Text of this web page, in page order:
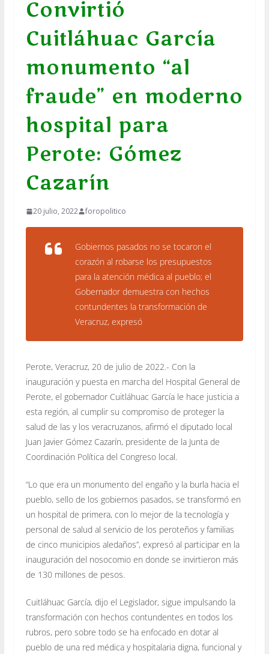
Convirtió
Cuitláhuac García
monumento “al
fraude” en moderno
hospital para
Perote: Gómez
Cazarín
20 julio, 2022 foropolitico
Gobiernos pasados no se tocaron el
corazón al robarse los presupuestos
para la atención médica al pueblo; el
Gobernador demuestra con hechos
contundentes la transformación de
Veracruz, expresó
Perote, Veracruz, 20 de julio de 2022.- Con la
inauguración y puesta en marcha del Hospital General de
Perote, el gobernador Cuitláhuac García le hace justicia a
esta región, al cumplir su compromiso de proteger la
salud de las y los veracruzanos, afirmó el diputado local
Juan Javier Gómez Cazarín, presidente de la Junta de
Coordinación Política del Congreso local.
“Lo que era un monumento del engaño y la burla hacia el
pueblo, sello de los gobiernos pasados, se transformó en
un hospital de primera, con lo mejor de la tecnología y
personal de salud al servicio de los peroteños y familias
de cinco municipios aledaños”, expresó al participar en la
inauguración del nosocomio en donde se invirtieron más
de 130 millones de pesos.
Cuitláhuac García, dijo el Legislador, sigue impulsando la
transformación con hechos contundentes en todos los
rubros, pero sobre todo se ha enfocado en dotar al
pueblo de una red médica y hospitalaria digna, funcional y